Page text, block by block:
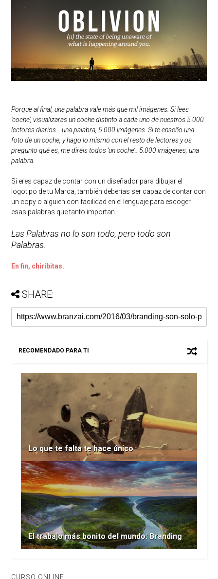
Porque al final, una palabra vale más que mil imágenes. Si lees
‘coche’, visualizaras un coche distinto a cada uno de nuestros 5.000
lectores diarios… una palabra, 5.000 imágenes. Si te enseño una
foto de un coche, y hago lo mismo con el resto de lectores y os
pregunto qué es, me diréis todos ‘un coche’.. 5.000 imágenes, una
palabra.
Si eres capaz de contar con un diseñador para dibujar el
logotipo de tu Marca, también deberías ser capaz de contar con
un copy o alguien con facilidad en el lenguaje para escoger
esas palabras que tanto importan.
Las Palabras no lo son todo, pero todo son
Palabras.
En fin, chiribitas.
SHARE:
RECOMENDADO PARA TI
Lo que te falta te hace único
El trabajo más bonito del mundo: Branding
CURSO ONLINE